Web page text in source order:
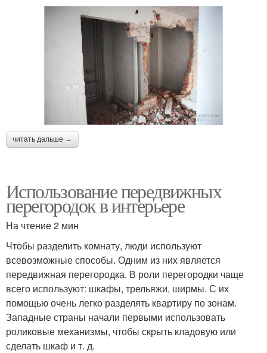
читать дальше →
Использование передвижных
перегородок в интерьере
На чтение 2 мин
Чтобы разделить комнату, люди используют
всевозможные способы. Одним из них является
передвижная перегородка. В роли перегородки чаще
всего используют: шкафы, трельяжи, ширмы. С их
помощью очень легко разделять квартиру по зонам.
Западные страны начали первыми использовать
роликовые механизмы, чтобы скрыть кладовую или
сделать шкаф и т. д.